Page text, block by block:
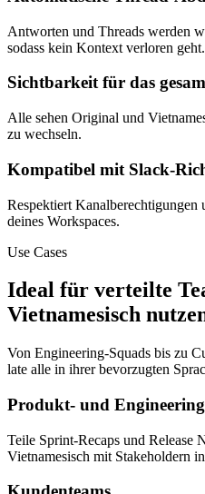
Antworten und Threads werden
sodass kein Kontext verloren geht.
Sichtbarkeit für das
Alle sehen Original und
zu wechseln.
Kompatibel mit Slack-
Respektiert
deines Workspaces.
Use Cases
Ideal für verteilte
Vietnamesisch
Von Engineering-Squads bis zu
late alle in ihrer bevorzugten
Produkt- und
Teile Sprint-Recaps und Release
Vietnamesisch mit Stakeholdern